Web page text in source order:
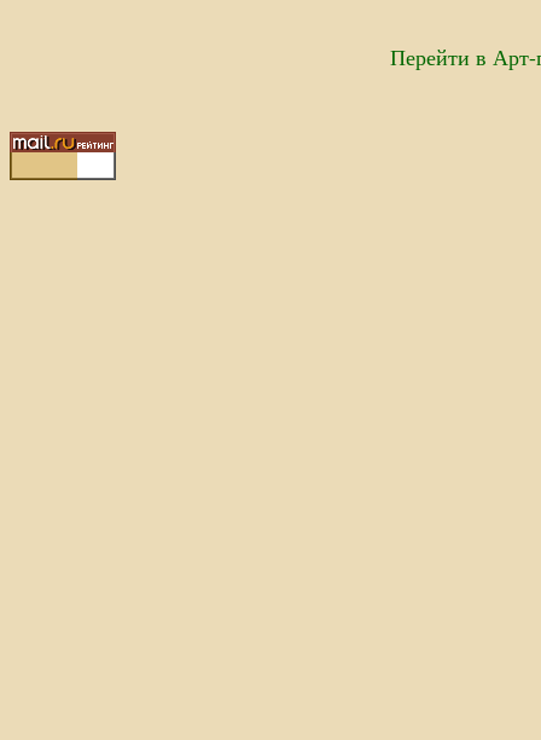
Перейти в Арт-